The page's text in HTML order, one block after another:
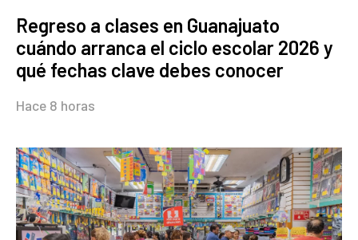
Regreso a clases en Guanajuato
cuándo arranca el ciclo escolar 2026 y
qué fechas clave debes conocer
Hace 8 horas